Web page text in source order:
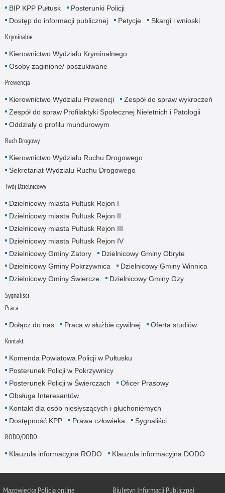
BIP KPP Pułtusk
Posterunki Policji
Dostęp do informacji publicznej
Petycje Skargi i wnioski
Kryminalne
Kierownictwo Wydziału Kryminalnego
Osoby zaginione/ poszukiwane
Prewencja
Kierownictwo Wydziału Prewencji
Zespół do spraw wykroczeń
Zespół do spraw Profilaktyki Społecznej Nieletnich i Patologii
Oddziały o profilu mundurowym
Ruch Drogowy
Kierownictwo Wydziału Ruchu Drogowego
Sekretariat Wydziału Ruchu Drogowego
Twój Dzielnicowy
Dzielnicowy miasta Pułtusk Rejon I
Dzielnicowy miasta Pułtusk Rejon II
Dzielnicowy miasta Pułtusk Rejon III
Dzielnicowy miasta Pułtusk Rejon IV
Dzielnicowy Gminy Zatory
Dzielnicowy Gminy Obryte
Dzielnicowy Gminy Pokrzywnica
Dzielnicowy Gminy Winnica
Dzielnicowy Gminy Świercze
Dzielnicowy Gminy Gzy
Sygnaliści
Praca
Dołącz do nas Praca w służbie cywilnej Oferta studiów
Kontakt
Komenda Powiatowa Policji w Pułtusku
Posterunek Policji w Pokrzywnicy
Posterunek Policji w Świerczach
Oficer Prasowy
Obsługa Interesantów
Kontakt dla osób niesłyszących i głuchoniemych
Dostępność KPP
Prawa człowieka Sygnaliści
RODO/DODO
Klauzula informacyjna RODO Klauzula informacyjna DODO
Mazowiecka Policja online Biuletyn Informacji Publicznej